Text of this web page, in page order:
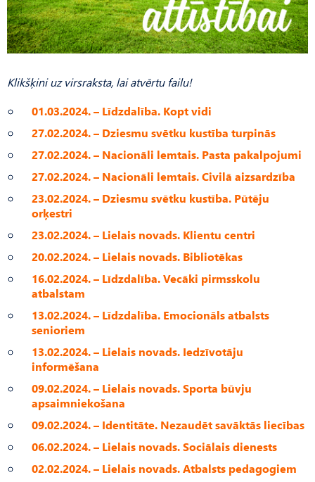
Klikšķini uz virsraksta, lai atvērtu failu!
01.03.2024. – Līdzdalība. Kopt vidi
27.02.2024. – Dziesmu svētku kustība turpinās
27.02.2024. – Nacionāli lemtais. Pasta pakalpojumi
27.02.2024. – Nacionāli lemtais. Civilā aizsardzība
23.02.2024. – Dziesmu svētku kustība. Pūtēju
orķestri
23.02.2024. – Lielais novads. Klientu centri
20.02.2024. – Lielais novads. Bibliotēkas
16.02.2024. – Līdzdalība. Vecāki pirmsskolu
atbalstam
13.02.2024. – Līdzdalība. Emocionāls atbalsts
senioriem
13.02.2024. – Lielais novads. Iedzīvotāju
informēšana
09.02.2024. – Lielais novads. Sporta būvju
apsaimniekošana
09.02.2024. – Identitāte. Nezaudēt savāktās liecības
06.02.2024. – Lielais novads. Sociālais dienests
02.02.2024. – Lielais novads. Atbalsts pedagogiem